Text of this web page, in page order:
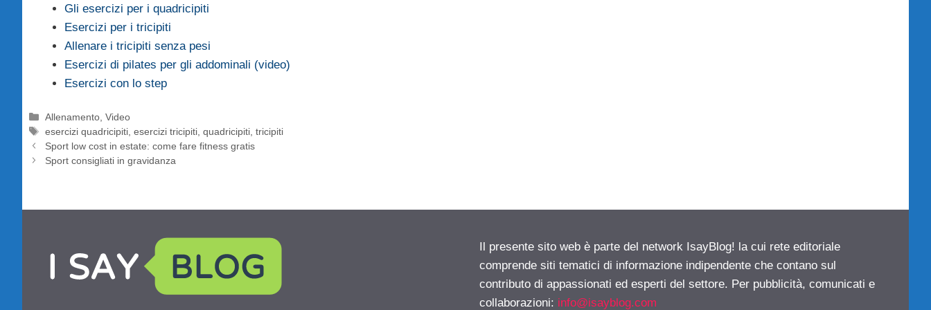
Gli esercizi per i quadricipiti
Esercizi per i tricipiti
Allenare i tricipiti senza pesi
Esercizi di pilates per gli addominali (video)
Esercizi con lo step
Categorie
Allenamento ,Video
Tag
esercizi quadricipiti ,esercizi tricipiti ,quadricipiti ,tricipiti
Sport low cost in estate: come fare fitness gratis
Sport consigliati in gravidanza
Il presente sito web è parte del network IsayBlog! la cui rete editoriale
comprende siti tematici di informazione indipendente che contano sul
contributo di appassionati ed esperti del settore. Per pubblicità, comunicati e
collaborazioni: info@isayblog.com